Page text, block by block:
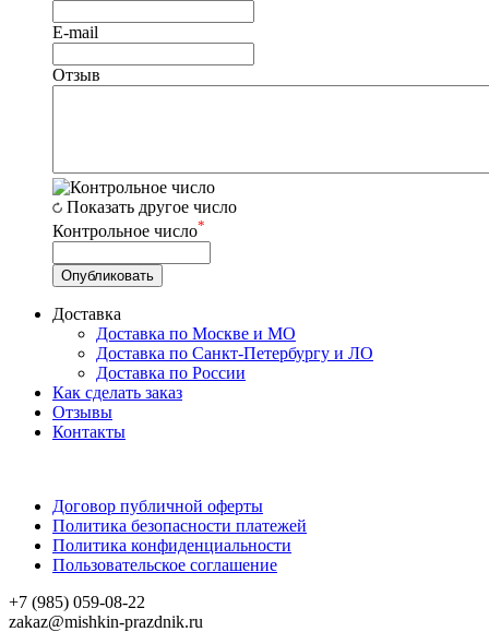
E-mail
Отзыв
Показать другое число
Контрольное число*
Доставка
Доставка по Москве и МО
Доставка по Санкт-Петербургу и ЛО
Доставка по России
Как сделать заказ
Отзывы
Контакты
Договор публичной оферты
Политика безопасности платежей
Политика конфиденциальности
Пользовательское соглашение
+7 (985) 059-08-22
zakaz@mishkin-prazdnik.ru